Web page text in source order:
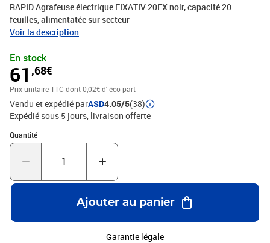
RAPID Agrafeuse électrique FIXATIV 20EX noir, capacité 20
feuilles, alimentatée sur secteur
Voir la description
En stock
61 ,68€
Prix unitaire TTC dont 0,02€ d'éco-part
Vendu et expédié parASD4.05/5(38)
Expédié sous 5 jours livraison offerte
Quantité
Quantité : 1
Ajouter au panier
Garantie légale